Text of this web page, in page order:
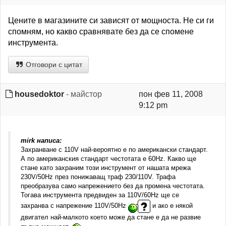
Цените в магазините си зависят от мощноста. Не си ги
спомням, но какво сравнявате без да се спомене
инструмента.
Отговори с цитат
housedoktor - майстор
пон фев 11, 2008
9:12 pm
mirk написа:
Захранване с 110V най-вероятно е по американски стандарт.
А по американския стандарт честотата е 60Hz. Какво ще
стане като захраним този инструмент от нашата мрежа
230V/50Hz през понижаващ траф 230/110V. Трафа
преобразува само напрежението без да промена честотата.
Тогава инструмента предвиден за 110V/60Hz ще се
захранва с напрежение 110V/50Hz
и ако е някой
двигател най-малкото което може да стане е да не развие